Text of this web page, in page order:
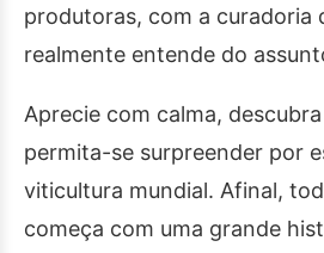
produtoras, com a curadoria
realmente entende do
Aprecie com calma,
permita-se surpreender por
viticultura mundial. Afinal,
começa com uma grande